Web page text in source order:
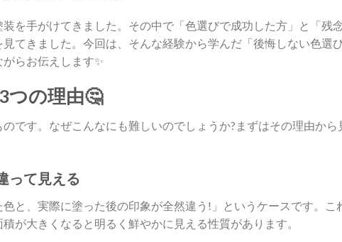
を手がけてきました。その中で「色選びで成功した方」と「残
てきました。今回は、そんな経験から学んだ「後悔しない色選
らお伝えします✨
つの理由🤔
です。なぜこんなにも難しいのでしょうか?まずはその理由から
って見える
と、実際に塗った後の印象が全然違う!」というケースです。こ
が大きくなると明るく鮮やかに見える性質があります。